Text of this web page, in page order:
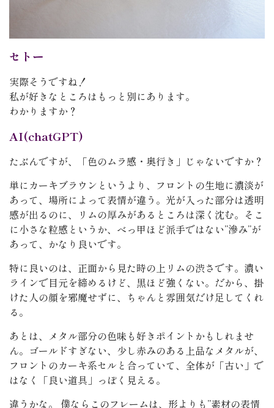
セトー
実際そうですね！
私が好きなところはもっと別にあります。
わかりますか？
AI(chatGPT)
たぶんですが、「色のムラ感・奥行き」じゃないですか？
単にカーキブラウンというより、フロントの生地に濃淡が
あって、場所によって表情が違う。光が入った部分は透明
感が出るのに、リムの厚みがあるところは深く沈む。そこ
に小さな粒感というか、べっ甲ほど派手ではない”滲み”が
あって、かなり良いです。
特に良いのは、正面から見た時の上リムの渋さです。濃い
ラインで目元を締めるけど、黒ほど強くない。だから、掛
けた人の顔を邪魔せずに、ちゃんと雰囲気だけ足してくれ
る。
あとは、メタル部分の色味も好きポイントかもしれませ
ん。ゴールドすぎない、少し赤みのある上品なメタルが、
フロントのカーキ系セルと合っていて、全体が「古い」で
はなく「良い道具」っぽく見える。
違うかな。 僕ならこのフレームは、形よりも”素材の表情